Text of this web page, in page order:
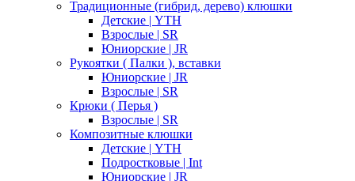
Традиционные (гибрид, дерево) клюшки
Детские | YTH
Взрослые | SR
Юниорские | JR
Рукоятки ( Палки ), вставки
Юниорские | JR
Взрослые | SR
Крюки ( Перья )
Взрослые | SR
Композитные клюшки
Детские | YTH
Подростковые | Int
Юниорские | JR